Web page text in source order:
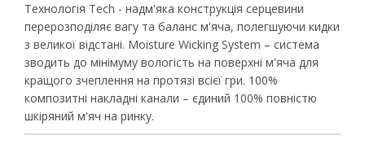
Технологія Tech - надм'яка конструкція серцевини
перерозподіляє вагу та баланс м'яча, полегшуючи кидки
з великої відстані. Moisture Wicking System – система
зводить до мінімуму вологість на поверхні м'яча для
кращого зчеплення на протязі всієї гри. 100%
композитні накладні канали – єдиний 100% повністю
шкіряний м'яч на ринку.